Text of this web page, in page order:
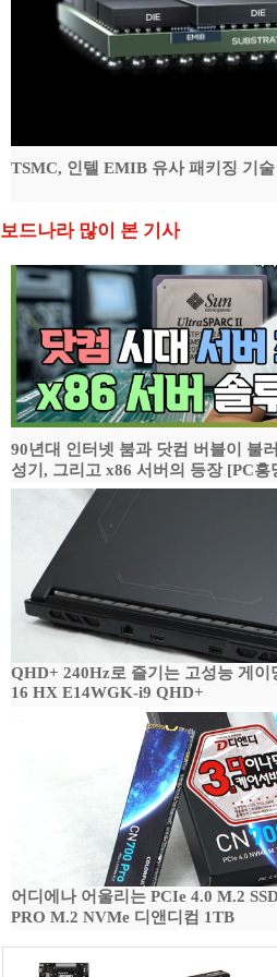
TSMC, 인텔 EMIB 유사 패키징 기술
보드나라 많이 본 기사
90년대 인터넷 붐과 닷컴 버블이 불
성기, 그리고 x86 서버의 등장 [PC흥
QHD+ 240Hz로 즐기는 고성능 게이
16 HX E14WGK-i9 QHD+
어디에나 어울리는 PCIe 4.0 M.2
PRO M.2 NVMe 디앤디컴 1TB